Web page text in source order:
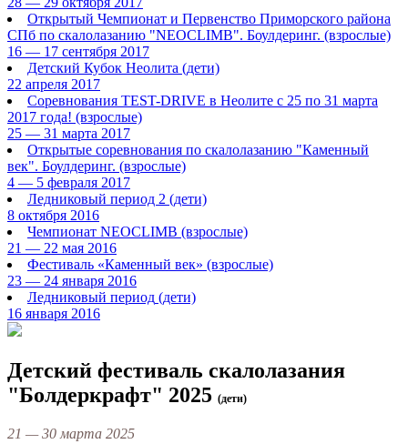
Открытый Чемпионат и Первенство Приморского района
СПб по скалолазанию "NEOCLIMB". Боулдеринг. (взрослые)
16 — 17 сентября 2017
Детский Кубок Неолита (дети)
22 апреля 2017
Соревнования TEST-DRIVE в Неолите с 25 по 31 марта
2017 года! (взрослые)
25 — 31 марта 2017
Открытые соревнования по скалолазанию "Каменный
век". Боулдеринг. (взрослые)
4 — 5 февраля 2017
Ледниковый период 2 (дети)
8 октября 2016
Чемпионат NEOCLIMB (взрослые)
21 — 22 мая 2016
Фестиваль «Каменный век» (взрослые)
23 — 24 января 2016
Ледниковый период (дети)
16 января 2016
Детский фестиваль скалолазания
"Болдеркрафт" 2025 (дети)
21 — 30 марта 2025